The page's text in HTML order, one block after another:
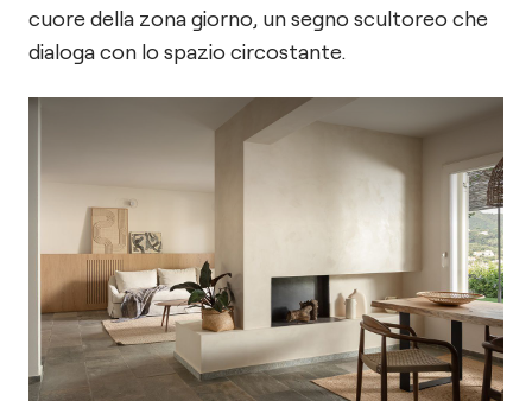
cuore della zona giorno, un segno scultoreo che
dialoga con lo spazio circostante.